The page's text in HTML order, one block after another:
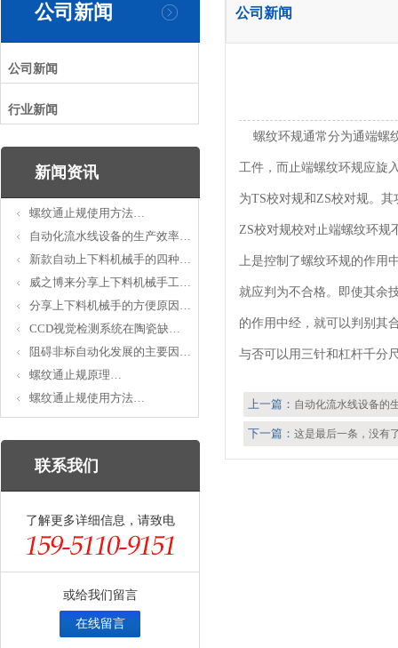
公司新闻
公司新闻
行业新闻
新闻资讯
螺纹通止规使用方法…
自动化流水线设备的生产效率…
新款自动上下料机械手的四种…
威之博来分享上下料机械手工…
分享上下料机械手的方便原因…
CCD视觉检测系统在陶瓷缺…
阻碍非标自动化发展的主要因…
螺纹通止规原理…
螺纹通止规使用方法…
联系我们
了解更多详细信息，请致电
或给我们留言
在线留言
公司新闻
螺纹环规通常分为通端螺
工件，而止端螺纹环规应旋
为TS校对规和ZS校对规。
ZS校对规校对止端螺纹环规
上是控制了螺纹环规的作用
就应判为不合格。即使其余
的作用中经，就可以判别其
与否可以用三针和杠杆千分
上一篇： 自动化流水线设备的
下一篇： 这是最后一条，没有